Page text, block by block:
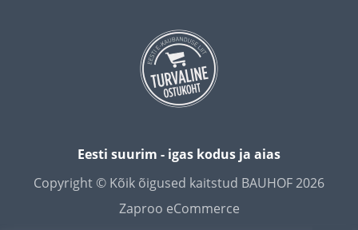
Eesti suurim - igas kodus ja aias
Copyright © Kõik õigused kaitstud BAUHOF 2026
Zaproo eCommerce